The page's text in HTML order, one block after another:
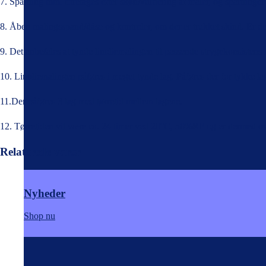
Nyheder
Shop nu
8. Åben malingsspand/dåse og kontroler, om der er trukket skind. Er
9. Det anbefales at tynde linoliemalingen til passende
10. Linoliemalingen påføres i meget tynde lag. Påføres der for tykke
11.Der påføres 3 lag med tørretid mellem lagene.
12. Tørretiden vil være ca. 24 timer ved 20°C, 50%RF og er dermed
Relaterede varer